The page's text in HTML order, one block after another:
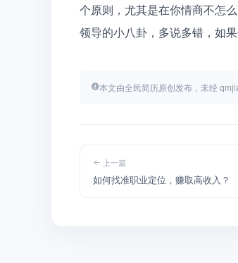
个原则，尤其是在你情商不怎
领导的小八卦，多说多错，如
本文由全民简历原创发布，未经
上一篇
如何找准职业定位，赚取高收入？